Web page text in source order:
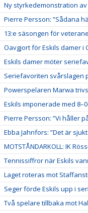
Ny styrkedemonstration av
Pierre Persson: ”Sådana
13:e säsongen för
Oavgjort för Eskils damer i
Eskils damer möter
Seriefavoriten svårslagen
Powerspelaren Marwa
Eskils imponerade med
Pierre Persson: ”Vi håller
Ebba Jahnfors: ”Det är
MOTSTÅNDARKOLL: IK
Tennissiffror när Eskils
Laget roteras mot
Seger förde Eskils upp i
Två spelare tillbaka mot